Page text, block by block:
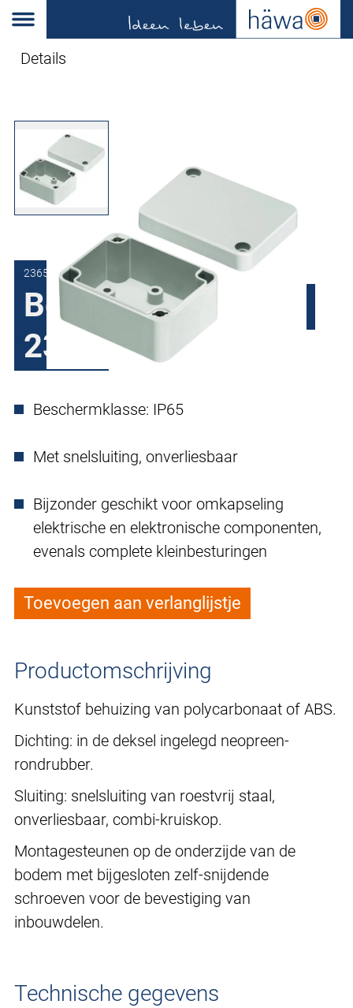
Details
2365-0505-03-00
Behuizing van ABS
2365
Beschermklasse: IP65
Met snelsluiting, onverliesbaar
Bijzonder geschikt voor omkapseling
elektrische en elektronische componenten,
evenals complete kleinbesturingen
Toevoegen aan verlanglijstje
Productomschrijving
Kunststof behuizing van polycarbonaat of ABS.
Dichting: in de deksel ingelegd neopreen-
rondrubber.
Sluiting: snelsluiting van roestvrij staal,
onverliesbaar, combi-kruiskop.
Montagesteunen op de onderzijde van de
bodem met bijgesloten zelf-snijdende
schroeven voor de bevestiging van
inbouwdelen.
Technische gegevens